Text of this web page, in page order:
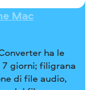
Mac
ha le
giorni; filigrana
di file audio,